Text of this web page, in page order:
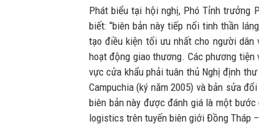
Phát biểu tại hội nghị, Phó Tỉnh trưởng
biết: “biên bản này tiếp nối tinh thần
tạo điều kiện tối ưu nhất cho người dân
hoạt động giao thương. Các phương tiện
vực cửa khẩu phải tuân thủ Nghị định
Campuchia (ký năm 2005) và bản sửa
biên bản này được đánh giá là một
logistics trên tuyến biên giới Đồng Tháp